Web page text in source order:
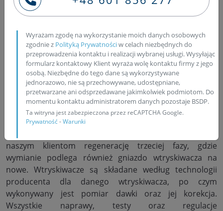
VW: Volkswagen, Audi, Seat i Skoda, regeneracją
pompy PLD firmy Bosch. W naszej specjalistycznej
pracowni, wtryskiwacze są rozbierane, po czym
czyszczone są w myjkach ultradźwiękowych. Uszkodzone
uszczelnienia są wymieniane na fabrycznie nowe,
gwarantując najwyższą szczelność wtrysku. W
przypadku, gdy zachodzi podejrzenie uszkodzenia
gniazda wtryskiwacza, poddawany jest on dogłębnemu
sprawdzeniu pod mikroskopem cyfrowym. Gdy gniazdo
naszym klientom regenerację trzeciej fazy, gdzie
wymianie podlega również gniazdo wtryskiwacza na
nowe. Wtryskiwacze są składane według technologii
producenta dla danego wtryskiwacza, po czym
wykonywany jest pomiar dawki oraz jej korekcja.
Wszystkie naprawy, testy oraz regulacje
Wyrażam zgodę na wykorzystanie moich danych osobowych
zgodnie z Polityką Prywatnościw celach niezbędnych do
przeprowadzenia kontaktu i realizacji wybranej usługi. Wysyłając
formularz kontaktowy Klient wyraża wolę kontaktu firmy z jego
osobą. Niezbędne do tego dane są wykorzystywane
jednorazowo, nie są przechowywane, udostępniane,
przetwarzane ani odsprzedawane jakimkolwiek podmiotom. Do
momentu kontaktu administratorem danych pozostaje BSDP.
Ta witryna jest zabezpieczona przez reCAPTCHA Google.
Prywatność-Warunki